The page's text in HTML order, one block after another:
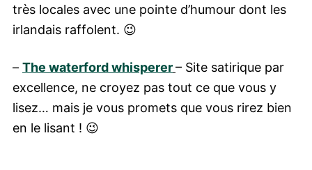
très locales avec une pointe d’humour dont les
irlandais raffolent. 😉
– The waterford whisperer– Site satirique par
excellence, ne croyez pas tout ce que vous y
lisez… mais je vous promets que vous rirez bien
en le lisant ! 😉